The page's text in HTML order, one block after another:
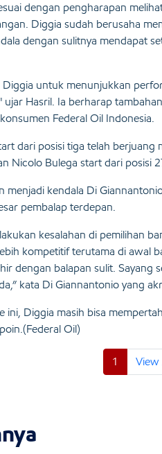
dengan pengharapan
Diggia sudah berusaha
dengan sulitnya mendapat
Diggia untuk menunjukkan
Hasril. Ia berharap
Federal Oil Indonesia.
dari posisi tiga telah
Nicolo Bulega start dari posisi
menjadi kendala Di
pembalap terdepan.
kesalahan di pemilihan
kompetitif terutama di awal
dengan balapan sulit. Sayang
kata Di Giannantonio yang
ini, Diggia masih bisa
Oil)
1 View